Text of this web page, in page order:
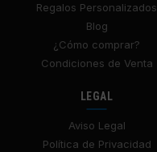
Regalos Personalizados
Blog
¿Cómo comprar?
Condiciones de Venta
LEGAL
Aviso Legal
Política de Privacidad